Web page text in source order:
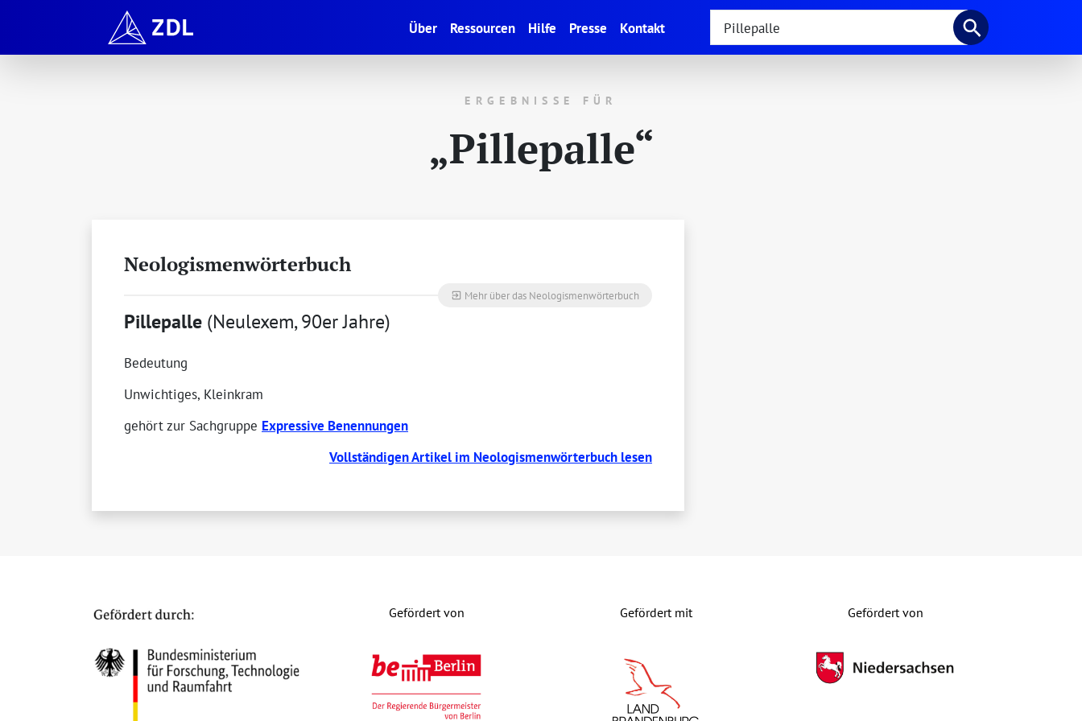
Über(current)
Ressourcen Hilfe Presse Kontakt
ERGEBNISSE FÜR
„Pillepalle“
Neologismenwörterbuch
exit_to_app Mehr über das Neologismenwörterbuch
Pillepalle (Neulexem, 90er Jahre)
Bedeutung
Unwichtiges, Kleinkram
gehört zur Sachgruppe Expressive Benennungen
Vollständigen Artikel im Neologismenwörterbuch lesen
Gefördert von Gefördert mit Gefördert von